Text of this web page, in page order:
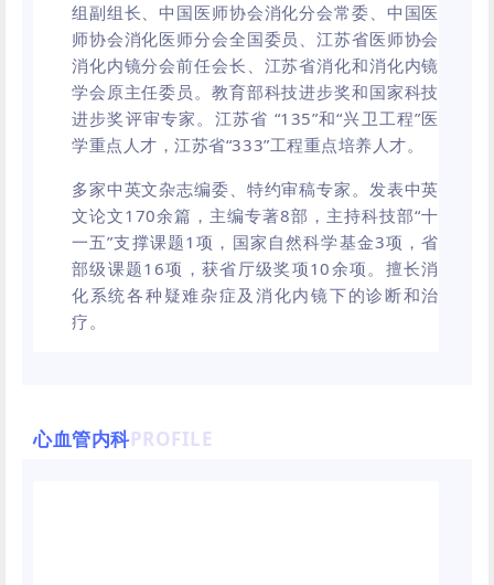
组副组长、中国医师协会消化分会常委、中国医
师协会消化医师分会全国委员、江苏省医师协会
消化内镜分会前任会长、江苏省消化和消化内镜
学会原主任委员。教育部科技进步奖和国家科技
进步奖评审专家。江苏省 “135”和“兴卫工程”医
学重点人才，江苏省“333”工程重点培养人才。
多家中英文杂志编委、特约审稿专家。发表中英
文论文170余篇，主编专著8部，主持科技部“十
一五”支撑课题1项，国家自然科学基金3项，省
部级课题16项，获省厅级奖项10余项。擅长消
化系统各种疑难杂症及消化内镜下的诊断和治
疗。
心血管内科PROFILE